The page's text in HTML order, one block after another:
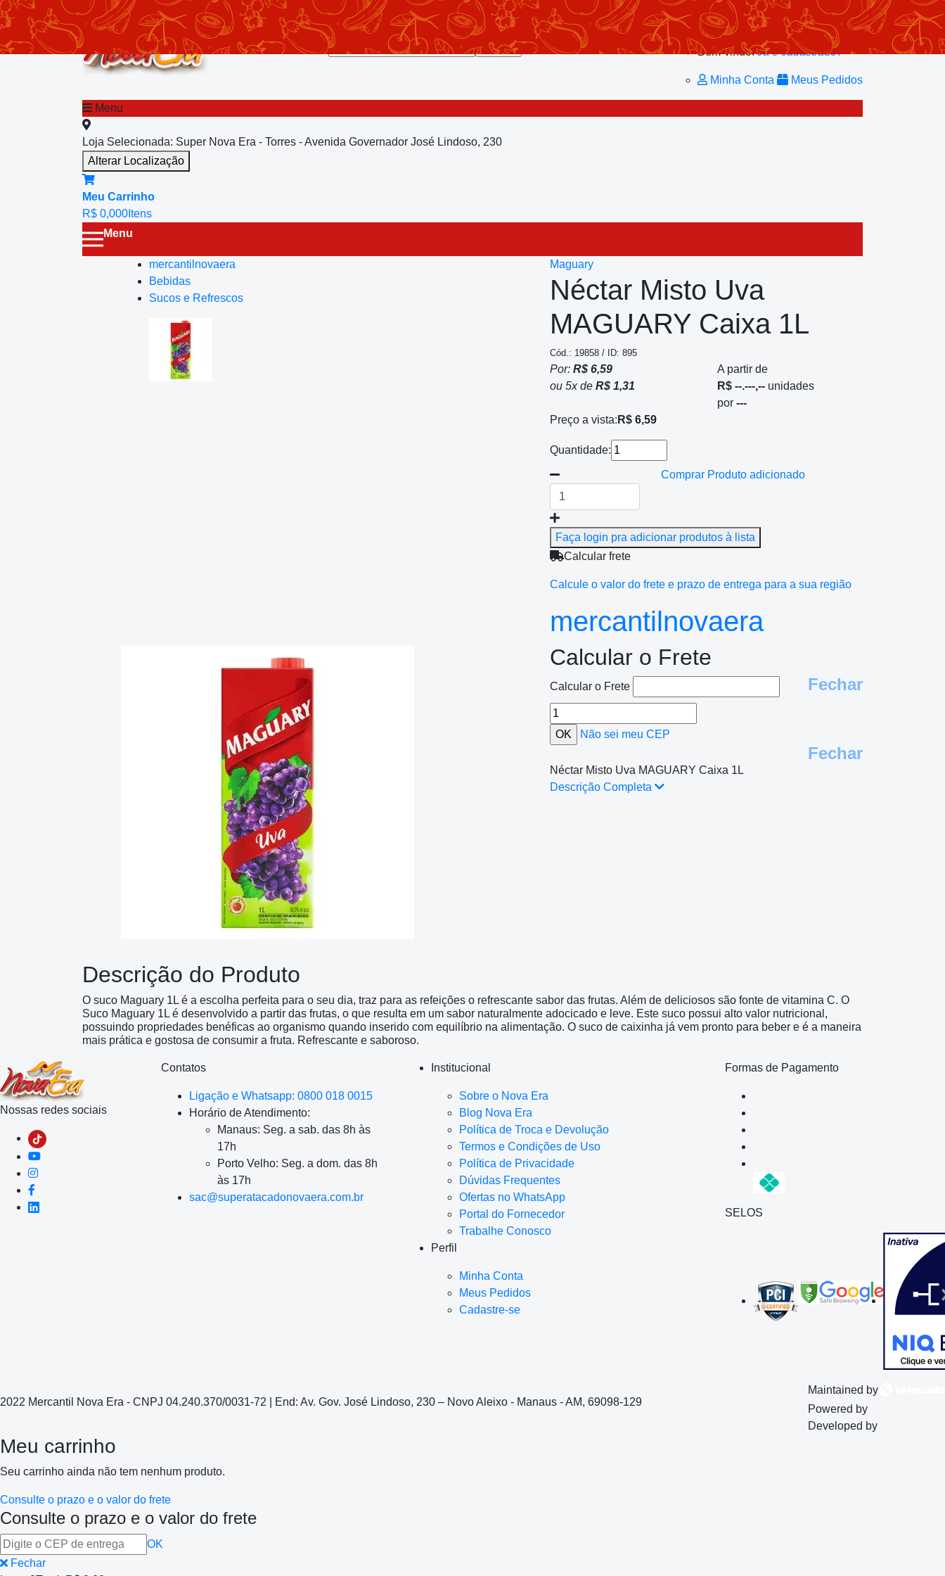
Repetir Pedido
Minha Conta
Bem-vindo!Já é cadastrado?
Minha Conta Meus Pedidos
Menu
Loja Selecionada: Super Nova Era - Torres - Avenida Governador José Lindoso, 230
Alterar Localização
Meu Carrinho
R$ 0,000 Itens
Menu
mercantilnovaera
Bebidas
Sucos e Refrescos
Maguary
Néctar Misto Uva
MAGUARY Caixa 1L
Cód.: 19858 / ID: 895
Por: R$ 6,59
ou 5xde R$ 1,31
Preço a vista: R$ 6,59
A partir de
R$ --.---,--unidades
por ---
Quantidade:
Comprar Produto adicionado
Faça login pra adicionar produtos à lista
Calcular frete
Calcule o valor do frete e prazo de entrega para a sua região
mercantilnovaera
Calcular o Frete
Fechar
Calcular o Frete
Não sei meu CEP
Fechar
Néctar Misto Uva MAGUARY Caixa 1L
Descrição Completa
Descrição do Produto
O suco Maguary 1L é a escolha perfeita para o seu dia, traz para as refeições o refrescante sabor das frutas. Além de deliciosos são fonte de vitamina C. O
Suco Maguary 1L é desenvolvido a partir das frutas, o que resulta em um sabor naturalmente adocicado e leve. Este suco possui alto valor nutricional,
possuindo propriedades benéficas ao organismo quando inserido com equilíbrio na alimentação. O suco de caixinha já vem pronto para beber e é a maneira
mais prática e gostosa de consumir a fruta. Refrescante e saboroso.
Nossas redes sociais
Contatos
Ligação e Whatsapp: 0800 018 0015
Horário de Atendimento:
Manaus: Seg. a sab. das 8h às
17h
Porto Velho: Seg. a dom. das 8h
às 17h
sac@superatacadonovaera.com.br
Institucional
Sobre o Nova Era
Blog Nova Era
Política de Troca e Devolução
Termos e Condições de Uso
Política de Privacidade
Dúvidas Frequentes
Ofertas no WhatsApp
Portal do Fornecedor
Trabalhe Conosco
Perfil
Minha Conta
Meus Pedidos
Cadastre-se
Formas de Pagamento
SELOS
2022 Mercantil Nova Era - CNPJ 04.240.370/0031-72 | End: Av. Gov. José Lindoso, 230 – Novo Aleixo - Manaus - AM, 69098-129
Maintained by
Powered by
Developed by
Meu carrinho
Seu carrinho ainda não tem nenhum produto.
Consulte o prazo e o valor do frete
Consulte o prazo e o valor do frete
OK
Fechar